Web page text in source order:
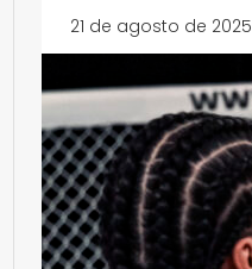
21 de agosto de 2025